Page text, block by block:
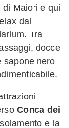
Maiori e qui
dal
Tra
docce
sapone nero
Conca dei
e la